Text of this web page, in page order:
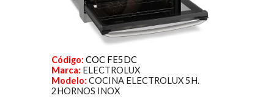
Código: COC FE5DC
Marca: ELECTROLUX
Modelo:COCINA ELECTROLUX 5H.
2HORNOS INOX